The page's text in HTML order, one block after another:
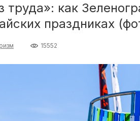
труда»: как
праздниках
15552